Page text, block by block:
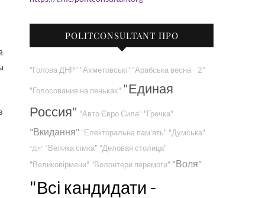
POLITCONSULTANT ПРО
"Голова ДНР" "Ахметовські" "Арабська весна - 2"
"Голосование на пеньках" "Единая
Россия" "Авто Євро Сила" "Гречка"
"Вкидання" "Електоральна пам'ять" "Думська"
"Дія" "Велика сімка" "Деловая столица"
"Великовірмени" "Волонтери перемоги" "Воля"
"Всі кандидати -